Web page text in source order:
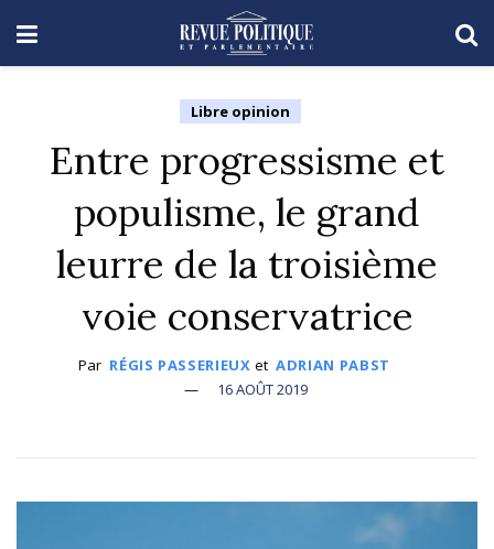
Libre opinion
Entre progressisme et
populisme, le grand
leurre de la troisième
voie conservatrice
Par RÉGIS PASSERIEUX et ADRIAN PABST
16 AOÛT 2019